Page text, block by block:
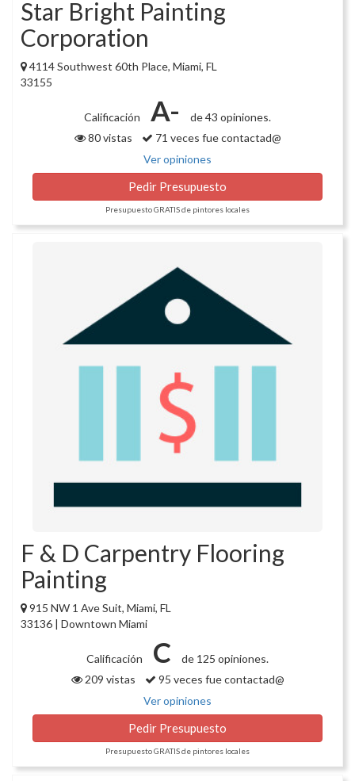
Star Bright Painting
Corporation
4114 Southwest 60th Place, Miami, FL
33155
Calificación A-
de 43 opiniones.
80 vistas
71 veces fue contactad@
Ver opiniones
Pedir Presupuesto
Presupuesto GRATIS de pintores locales
F & D Carpentry Flooring
Painting
915 NW 1 Ave Suit, Miami, FL
33136 | Downtown Miami
Calificación C
de 125 opiniones.
209 vistas
95 veces fue contactad@
Ver opiniones
Pedir Presupuesto
Presupuesto GRATIS de pintores locales